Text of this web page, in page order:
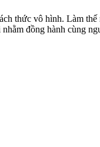
vô hình. Làm thế
đồng hành cùng